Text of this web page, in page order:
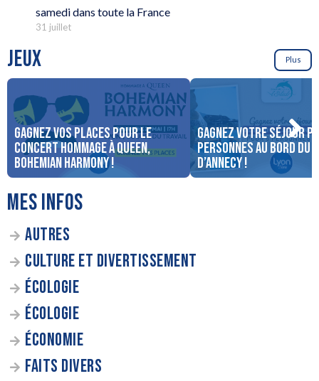
samedi dans toute la France
31 juillet
JEUX Plus
Gagnez vos places pour le
concert Hommage à Queen,
Bohemian Harmony !
Gagnez votre séjour
personnes au bord du
d’Annecy !
MES INFOS
AUTRES
CULTURE ET DIVERTISSEMENT
ÉCOLOGIE
ÉCOLOGIE
ÉCONOMIE
FAITS DIVERS